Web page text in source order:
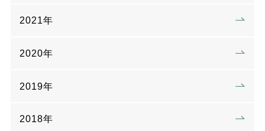
2021年
2020年
2019年
2018年